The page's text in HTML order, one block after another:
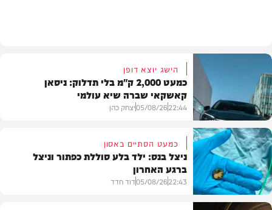
חדשות הרכב
הישג יוצא דופן
כמעט 2,000 ק"מ בלי תדלוק: ניסאן
קאשקאי שברה שיא עולמי
22:44
05/08/26יצחק כהן
כמעט הסתיים באסון
ניצל בנס: ילד בלע סוללת כפתור וניצל
ברגע האחרון
22:43
05/08/26דוד חדד